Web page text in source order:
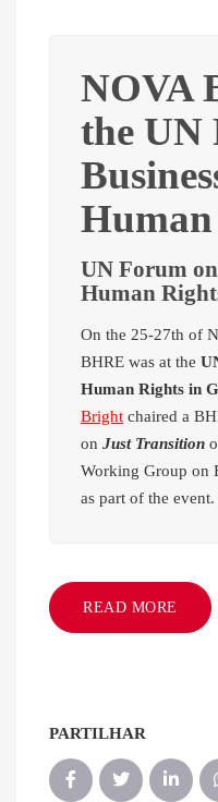
NOVA
the UN
UN Forum
Human
On the 25-27th of
BHRE was at the
Human Rights in
Bright chaired a
on Just Transition
Working Group on
as part of the event.
READ MORE
PARTILHAR